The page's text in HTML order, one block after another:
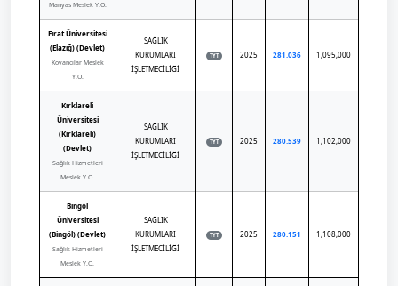
Manyas Meslek Y.O.
Fırat Üniversitesi
(Elazığ) (Devlet)
Kovancılar Meslek
Y.O.
SAĞLIK
KURUMLARI
İŞLETMECİLİĞİ
TYT 2025 281.036 1,095,000
Kırklareli
Üniversitesi
(Kırklareli)
(Devlet)
Sağlık Hizmetleri
Meslek Y.O.
SAĞLIK
KURUMLARI
İŞLETMECİLİĞİ
TYT 2025 280.539 1,102,000
Bingöl
Üniversitesi
(Bingöl) (Devlet)
Sağlık Hizmetleri
Meslek Y.O.
SAĞLIK
KURUMLARI
İŞLETMECİLİĞİ
TYT 2025 280.151 1,108,000